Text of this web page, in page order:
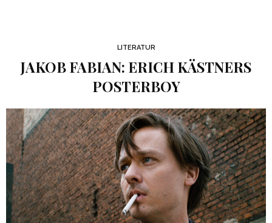
LITERATUR
JAKOB FABIAN: ERICH KÄSTNERS
POSTERBOY